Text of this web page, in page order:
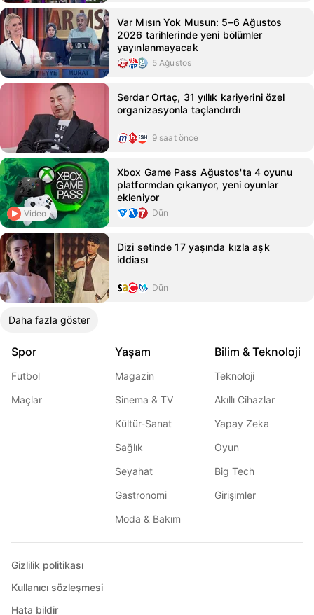
Var Mısın Yok Musun: 5–6 Ağustos
2026 tarihlerinde yeni bölümler
yayınlanmayacak
5 Ağustos
Serdar Ortaç, 31 yıllık kariyerini özel
organizasyonla taçlandırdı
9 saat önce
Video
Xbox Game Pass Ağustos'ta 4 oyunu
platformdan çıkarıyor, yeni oyunlar
ekleniyor
Dün
Dizi setinde 17 yaşında kızla aşk
iddiası
Dün
Daha fazla göster
Spor
Futbol
Maçlar
Yaşam
Magazin
Sinema & TV
Kültür-Sanat
Sağlık
Seyahat
Gastronomi
Moda & Bakım
Bilim & Teknoloji
Teknoloji
Akıllı Cihazlar
Yapay Zeka
Oyun
Big Tech
Girişimler
Gizlilik politikası
Kullanıcı sözleşmesi
Hata bildir